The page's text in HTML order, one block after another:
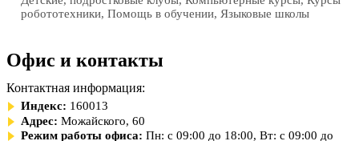
робототехники, Помощь в обучении, Языковые школы
Офис и контакты
Контактная информация:
Индекс: 160013
Адрес: Можайского, 60
Режим работы офиса: Пн: с 09:00 до 18:00, Вт: с 09:00 до